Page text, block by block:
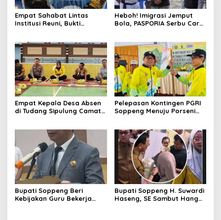
Empat Sahabat Lintas
Institusi Reuni, Bukti
Heboh! Imigrasi Jemput
Bola, PASPORIA Serbu Car
Layanan Paspor Akhir
Pekan
Empat Kepala Desa Absen
di Tudang Sipulung Camat
Pelepasan Kontingen PGRI
Soppeng Menuju Porseni
Nama Bumi Latemmamala
Bupati Soppeng Beri
Kebijakan Guru Bekerja
Bupati Soppeng H. Suwardi
Haseng, SE Sambut Hangat